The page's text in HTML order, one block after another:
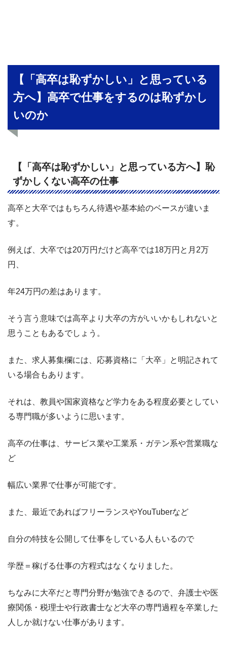
【「高卒は恥ずかしい」と思っている
方へ】高卒で仕事をするのは恥ずかし
いのか
【「高卒は恥ずかしい」と思っている方へ】恥
ずかしくない高卒の仕事
高卒と大卒ではもちろん待遇や基本給のベースが違いま
す。
例えば、大卒では20万円だけど高卒では18万円と月2万
円、
年24万円の差はあります。
そう言う意味では高卒より大卒の方がいいかもしれないと
思うこともあるでしょう。
また、求人募集欄には、応募資格に「大卒」と明記されて
いる場合もあります。
それは、教員や国家資格など学力をある程度必要としてい
る専門職が多いように思います。
高卒の仕事は、サービス業や工業系・ガテン系や営業職な
ど
幅広い業界で仕事が可能です。
また、最近であればフリーランスやYouTuberなど
自分の特技を公開して仕事をしている人もいるので
学歴＝稼げる仕事の方程式はなくなりました。
ちなみに大卒だと専門分野が勉強できるので、弁護士や医
療関係・税理士や行政書士など大卒の専門過程を卒業した
人しか就けない仕事があります。